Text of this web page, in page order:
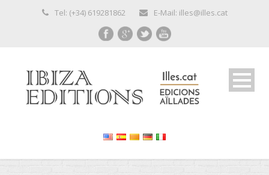
Tel: (+34) 619281862 E-Mail: illes@illes.cat